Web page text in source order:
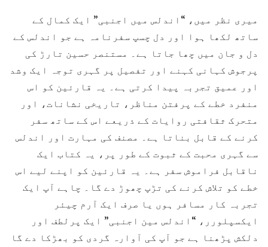
میری نظر میں، “اندلس میں اجنبی” ایک کمال کے
ساتھ لکھا ہوا اور دل چسپ سفرنامہ ہے جو اندلس کے
دل و جان میں چھا جاتا ہے۔ مستنصر حسین تارڑ کی
پرجوش کہانی کہنے اور تفصیل پر گہری توجہ ایک وشد
اور عمیق تجربہ پیدا کرتی ہے۔ یہ قارئین کو اس
منفرد خطے کے پرفتن مناظر، تاریخی نشانات، اور
متحرک ثقافتی روایات کے ذریعے اس کے ساتھ سفر
کرنے کے قابل بناتا ہے۔ مصنف کی مہارت اور اندلس
سے گہری محبت کے ثبوت کے طور پر، یہ کتاب ایک
ناقابل فراموش سفر ہے۔ یہ قارئین کو اپنے لیے اس
خطے کو تلاش کرنے کی تڑپ چھوڑ دے گا۔ چاہے آپ ایک
تجربہ کار مسافر ہوں یا صرف ایک آرم چیئر
ایکسپلورر، “اندلس مین اجنبی” ایک پرلطف اور
دلکش پڑھنا ہے جو آپ کی آوارہ گردی کو بھڑکا دے گا